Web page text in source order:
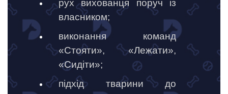
рух вихованця поруч із
власником;
виконання команд
«Стояти», «Лежати»,
«Сидіти»;
підхід тварини до